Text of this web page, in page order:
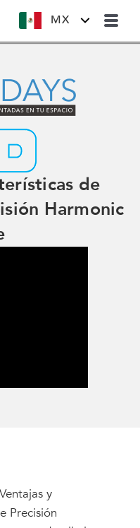
MX
de
Harmonic
y
Precisión